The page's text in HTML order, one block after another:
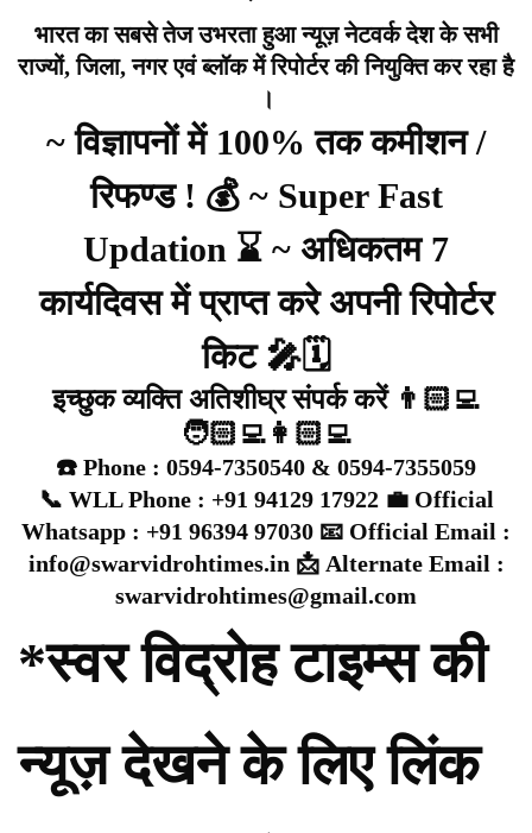
भारत का सबसे तेज उभरता हुआ न्यूज़ नेटवर्क देश के सभी
राज्यों, जिला, नगर एवं ब्लॉक में रिपोर्टर की नियुक्ति कर रहा है
।
~ विज्ञापनों में 100% तक कमीशन /
रिफण्ड ! 💰 ~ Super Fast
Updation ⌛ ~ अधिकतम 7
कार्यदिवस में प्राप्त करे अपनी रिपोर्टर
किट 🎤🗓️
इच्छुक व्यक्ति अतिशीघ्र संपर्क करें 👨🏻‍💻
🧑🏻‍💻👩🏻‍💻
☎️ Phone : 0594-7350540 & 0594-7355059
📞 WLL Phone : +91 94129 17922 💼 Official
Whatsapp : +91 96394 97030 📧 Official Email :
info@swarvidrohtimes.in 📩 Alternate Email :
swarvidrohtimes@gmail.com
*स्वर विद्रोह टाइम्स की
न्यूज़ देखने के लिए लिंक